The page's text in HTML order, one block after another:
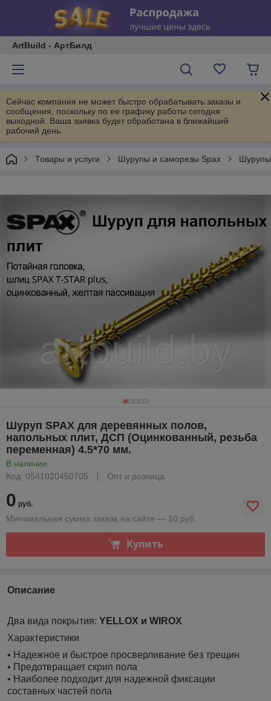
ArtBuild - АртБилд
Сейчас компания не может быстро обрабатывать заказы и
сообщения, поскольку по ее графику работы сегодня
выходной. Ваша заявка будет обработана в ближайший
рабочий день.
Товары и услуги Шурупы и саморезы Spax Шурупы
Шуруп SPAX для деревянных полов,
напольных плит, ДСП (Оцинкованный, резьба
переменная) 4.5*70 мм.
В наличии
Код: 0541020450705
Опт и розница
0 руб.
Минимальная сумма заказа на сайте — 10 руб.
Купить
Описание
Два вида покрытия: YELLOX и WIROX
Характеристики
• Надежное и быстрое просверливание без трещин
• Предотвращает скрип пола
• Наиболее подходит для надежной фиксации
составных частей пола